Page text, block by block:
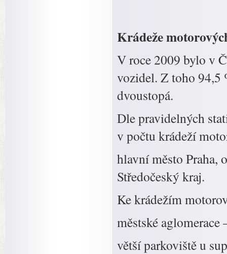
Krádeže
V roce 2009 bylo v
vozidel. Z toho 94,5
dvoustopá.
Dle pravidelných
v počtu krádeží
hlavní město Praha,
Středočeský kraj.
Ke krádežím
městské aglomerace
větší parkoviště u